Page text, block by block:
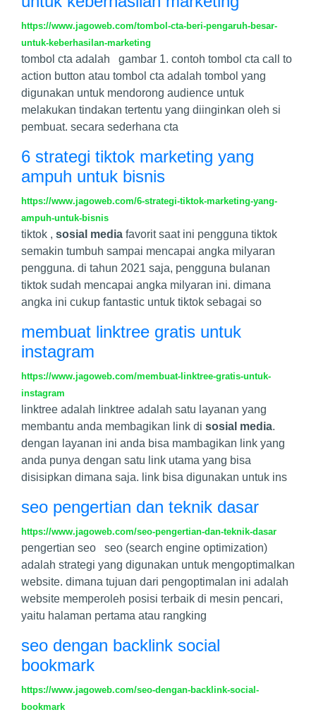
https://www.jagoweb.com/tombol-cta-beri-pengaruh-besar-
untuk-keberhasilan-marketing
tombol cta adalah gambar 1. contoh tombol cta call to
action button atau tombol cta adalah tombol yang
digunakan untuk mendorong audience untuk
melakukan tindakan tertentu yang diinginkan oleh si
pembuat. secara sederhana cta
6 strategi tiktok marketing yang
ampuh untuk bisnis
https://www.jagoweb.com/6-strategi-tiktok-marketing-yang-
ampuh-untuk-bisnis
tiktok , sosial media favorit saat ini pengguna tiktok
semakin tumbuh sampai mencapai angka milyaran
pengguna. di tahun 2021 saja, pengguna bulanan
tiktok sudah mencapai angka milyaran ini. dimana
angka ini cukup fantastic untuk tiktok sebagai so
membuat linktree gratis untuk
instagram
https://www.jagoweb.com/membuat-linktree-gratis-untuk-
instagram
linktree adalah linktree adalah satu layanan yang
membantu anda membagikan link di sosial media.
dengan layanan ini anda bisa mambagikan link yang
anda punya dengan satu link utama yang bisa
disisipkan dimana saja. link bisa digunakan untuk ins
seo pengertian dan teknik dasar
https://www.jagoweb.com/seo-pengertian-dan-teknik-dasar
pengertian seo seo (search engine optimization)
adalah strategi yang digunakan untuk mengoptimalkan
website. dimana tujuan dari pengoptimalan ini adalah
website memperoleh posisi terbaik di mesin pencari,
yaitu halaman pertama atau rangking
seo dengan backlink social
bookmark
https://www.jagoweb.com/seo-dengan-backlink-social-
bookmark